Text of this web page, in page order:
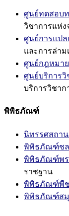
ศูนย์ทดสอบ
วิชาการแห่ง
ศูนย์การแปล
และการล่าม
ศูนย์กฎหมา
ศูนย์บริการ
บริการวิชา
พิพิธภัณฑ์
นิทรรศสถาน
พิพิธภัณฑ์ช
พิพิธภัณฑ์พร
ราชฐาน
พิพิธภัณฑ์พื
พิพิธภัณฑ์สมุ